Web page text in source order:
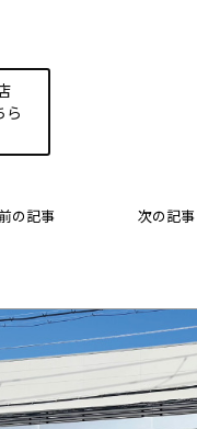
ら
の記事 次の記事